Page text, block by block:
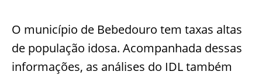
O município de Bebedouro tem taxas altas
de população idosa. Acompanhada dessas
informações, as análises do IDL também